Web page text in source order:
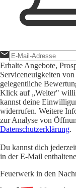
Erhalte Angebote,
Serviceneuigkeiten
gelegentliche
Klick auf „Weiter"
kannst deine
widerrufen. Weitere
zur Analyse von
Datenschutzerklärung.
Du kannst dich
in der E-Mail
Feuerwerk in den